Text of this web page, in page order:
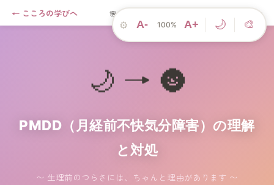
← こころの学びへ 🌸 こころのアプリ セルフチェック →
🌙 → 🌚
PMDD（月経前不快気分障害）の理解
と対処
〜 生理前のつらさには、ちゃんと理由があります 〜
⚙ A- 100% A+ 🌙 🎨